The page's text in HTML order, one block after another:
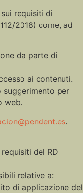
requisiti di
2018) come, ad
da parte di
ai contenuti.
suggerimento per
web.
.
del RD
relative a:
di applicazione del